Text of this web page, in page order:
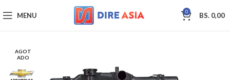
MENU 0 BS. 0,00
AGOT
ADO